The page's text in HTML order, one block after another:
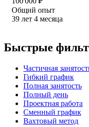
Общий опыт
39 лет 4 месяца
Быстрые
Частичная
Гибкий график
Полная занятость
Полный день
Проектная работа
Сменный график
Вахтовый метод